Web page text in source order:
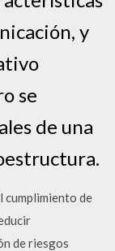
y
se
de una
cumplimiento de
de riesgos